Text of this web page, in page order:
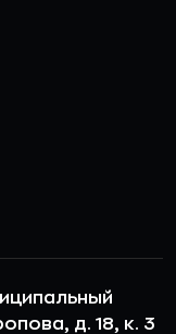
д. 18, к. 3